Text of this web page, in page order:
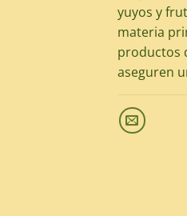
yuyos y
materia
productos
aseguren